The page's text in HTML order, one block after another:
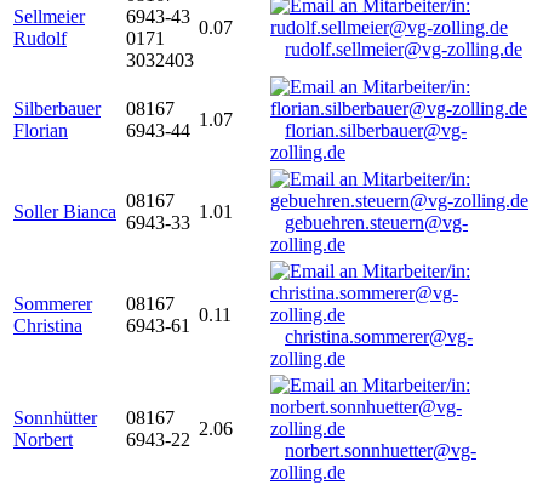
Sellmeier
Rudolf
6943-43
0171
3032403
0.07
rudolf.sellmeier@vg-zolling.de
Silberbauer
Florian
08167
6943-44
1.07
florian.silberbauer@vg-
zolling.de
Soller Bianca
08167
6943-33
1.01
gebuehren.steuern@vg-
zolling.de
Sommerer
Christina
08167
6943-61
0.11
christina.sommerer@vg-
zolling.de
Sonnhütter
Norbert
08167
6943-22
2.06
norbert.sonnhuetter@vg-
zolling.de